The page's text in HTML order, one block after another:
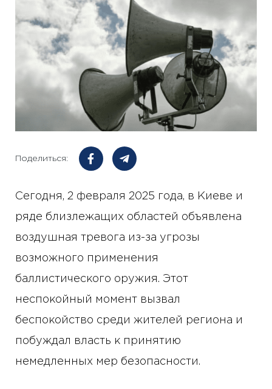
Поделиться:
Сегодня, 2 февраля 2025 года, в Киеве и
ряде близлежащих областей объявлена ​​
воздушная тревога из-за угрозы
возможного применения
баллистического оружия. Этот
неспокойный момент вызвал
беспокойство среди жителей региона и
побуждал власть к принятию
немедленных мер безопасности.